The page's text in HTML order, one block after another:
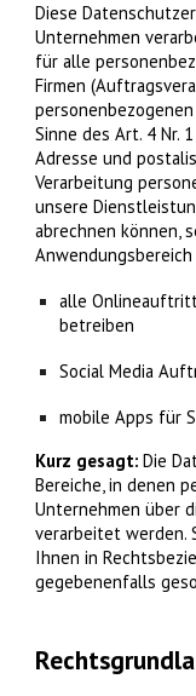
Diese
Unternehmen
für alle
Firmen
Sinne des Art. 4 Nr.
Adresse und
Verarbeitung
unsere
abrechnen können,
alle
betreiben
Social Media
mobile Apps für
Kurz gesagt: Die
Bereiche, in denen
Unternehmen über
verarbeitet werden.
Ihnen in
gegebenenfalls